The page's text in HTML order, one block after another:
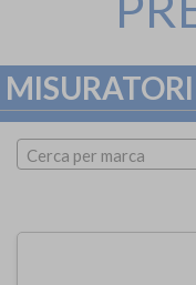
Cerca per marca